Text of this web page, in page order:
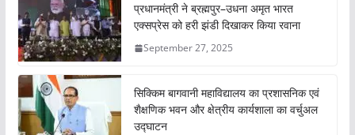
प्रधानमंत्री ने ब्रह्मपुर–उधना अमृत भारत
एक्सप्रेस को हरी झंडी दिखाकर किया रवाना
September 27, 2025
सिक्किम बागवानी महाविद्यालय का प्रशासनिक एवं
शैक्षणिक भवन और क्षेत्रीय कार्यशाला का वर्चुअल
उद्घाटन